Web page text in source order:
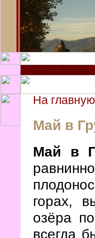
На главную
Май в
Май в
горах,
озёра
всегда